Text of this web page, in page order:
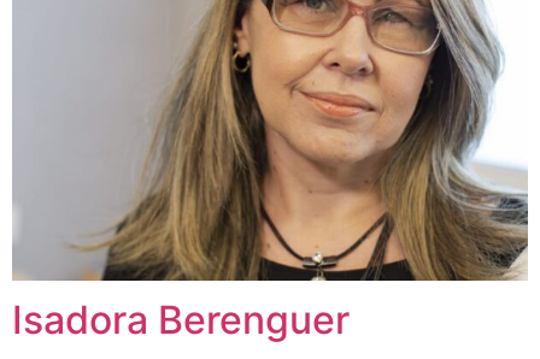
Isadora Berenguer